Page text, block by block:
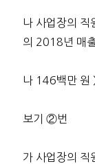
나 사업장의 직
의 2018년 매
나 146백만 원
보기 ②번
가 사업장의 직